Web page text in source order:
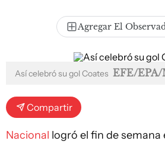
Agregar El
Así celebró su gol Coates EFE/EPA/
Compartir
Nacional logró el fin de semana